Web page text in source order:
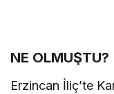
NE OLMUŞTU?
Erzincan İliç’te